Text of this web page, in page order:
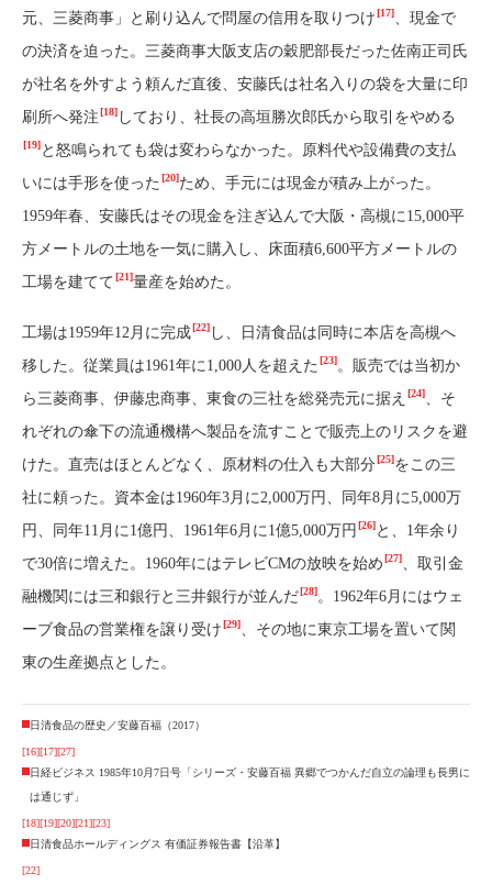
元、三菱商事」と刷り込んで問屋の信用を取りつけ[17]
、現金で
の決済を迫った。三菱商事大阪支店の穀肥部長だった佐南正司氏
が社名を外すよう頼んだ直後、安藤氏は社名入りの袋を大量に印
刷所へ発注[18] しており、社長の高垣勝次郎氏から取引をやめる
[19]と怒鳴られても袋は変わらなかった。原料代や設備費の支払
いには手形を使った [20]ため、手元には現金が積み上がった。
1959年春、安藤氏はその現金を注ぎ込んで大阪・高槻に15,000平
方メートルの土地を一気に購入し、床面積6,600平方メートルの
工場を建てて[21]量産を始めた。
工場は1959年12月に完成[22] し、日清食品は同時に本店を高槻へ
移した。従業員は1961年に1,000人を超えた [23]。販売では当初か
ら三菱商事、伊藤忠商事、東食の三社を総発売元に据え [24]
、そ
れぞれの傘下の流通機構へ製品を流すことで販売上のリスクを避
けた。直売はほとんどなく、原材料の仕入も大部分[25]をこの三
社に頼った。資本金は1960年3月に2,000万円、同年8月に5,000万
円、同年11月に1億円、1961年6月に1億5,000万円 [26]と、1年余り
で30倍に増えた。1960年にはテレビCMの放映を始め[27]
、取引金
融機関には三和銀行と三井銀行が並んだ[28]。1962年6月にはウェ
ーブ食品の営業権を譲り受け[29]
、その地に東京工場を置いて関
東の生産拠点とした。
日清食品の歴史／安藤百福（2017）
[16][17][27]
日経ビジネス 1985年10月7日号「シリーズ・安藤百福 異郷でつかんだ自立の論理も長男に
は通じず」
[18][19][20][21][23]
日清食品ホールディングス 有価証券報告書【沿革】
[22]